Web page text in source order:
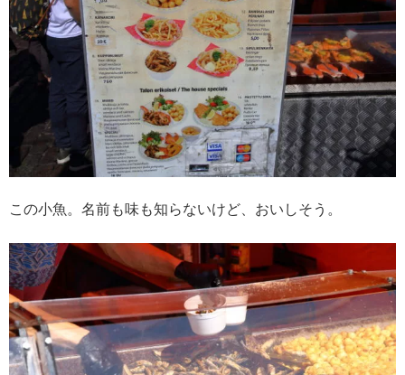
この小魚。名前も味も知らないけど、おいしそう。